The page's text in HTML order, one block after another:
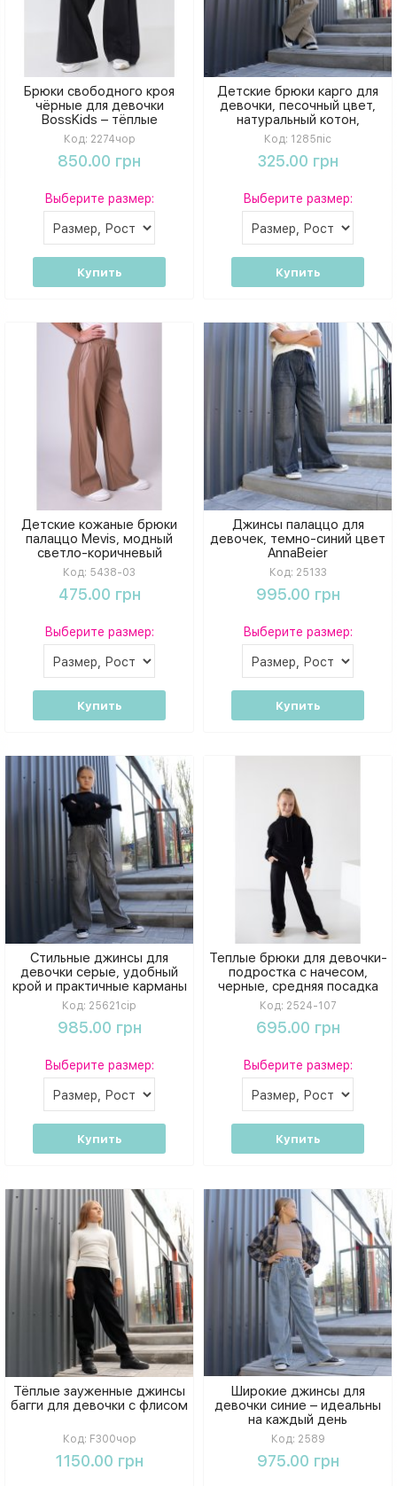
Брюки свободного кроя
чёрные для девочки
BossKids – тёплые
кашемировые штаны с
резинкой по спинке
Код: 2274чор
850.00 грн
Выберите размер:
Купить
Детские брюки карго для
девочки, песочный цвет,
натуральный котон,
BossKids
Код: 1285піс
325.00 грн
Выберите размер:
Купить
Детские кожаные брюки
палаццо Mevis, модный
светло-коричневый
Код: 5438-03
475.00 грн
Выберите размер:
Купить
Джинсы палаццо для
девочек, темно-синий цвет
AnnaBeier
Код: 25133
995.00 грн
Выберите размер:
Купить
Стильные джинсы для
девочки серые, удобный
крой и практичные карманы
Код: 25621сір
985.00 грн
Выберите размер:
Купить
Теплые брюки для девочки-
подростка с начесом,
черные, средняя посадка
Код: 2524-107
695.00 грн
Выберите размер:
Купить
Тёплые зауженные джинсы
багги для девочки с флисом
Код: F300чор
1150.00 грн
Широкие джинсы для
девочки синие – идеальны
на каждый день
Код: 2589
975.00 грн